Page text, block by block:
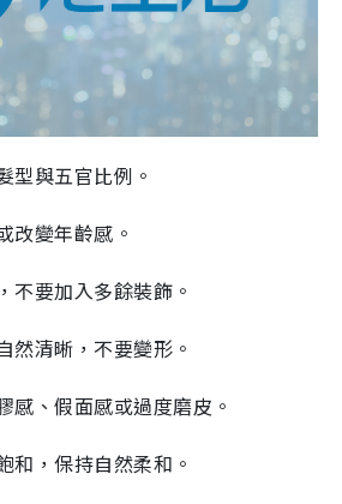
型與五官比例。
改變年齡感。
不要加入多餘裝飾。
然清晰，不要變形。
感、假面感或過度磨皮。
和，保持自然柔和。